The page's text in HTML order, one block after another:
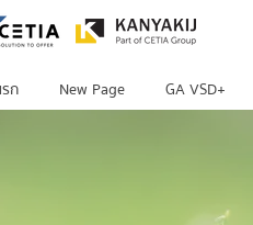
ก New Page GA VSD+